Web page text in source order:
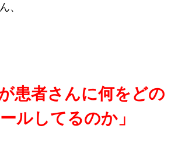
、
患者さんに何をどの
ルしてるのか」